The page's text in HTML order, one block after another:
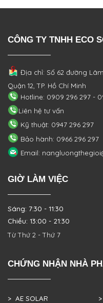
CÔNG TY TNHH ECO
Địa chỉ: Số 62 đường
Quận 12, TP. Hồ Chí Minh
Hotline: 0909 296 297 -
Liên hệ tư vấn
Kỹ thuật: 0947 296 297
Bảo hành: 0966 296 297
Email:
GIỜ LÀM VIỆC
Sáng: 7:30 - 11:30
Chiều: 13:00 - 21:30
Từ Thứ 2 - Thứ 7
CHỨNG NHẬN NHÀ
> AE SOLAR